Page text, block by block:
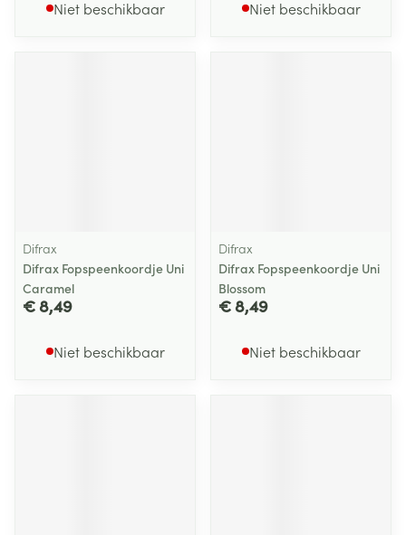
Niet beschikbaar Niet beschikbaar
Difrax
Difrax Fopspeenkoordje Uni
Caramel
€ 8,49
Niet beschikbaar
Difrax
Difrax Fopspeenkoordje Uni
Blossom
€ 8,49
Niet beschikbaar